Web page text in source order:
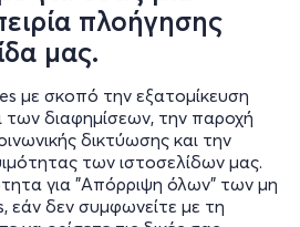
πλοήγησης
μας.
με σκοπό την εξατομίκευση
των διαφημίσεων, την παροχή
δικτύωσης και την
των ιστοσελίδων μας.
για "Απόρριψη όλων" των μη
εάν δεν συμφωνείτε με τη